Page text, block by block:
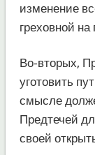
изменение
греховной
Во-вторых,
уготовить
смысле
Предтечей
своей